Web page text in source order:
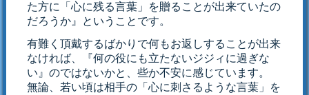
た方に「心に残る言葉」を贈ることが出来ていたの
だろうか』ということです。
有難く頂戴するばかりで何もお返しすることが出来
なければ、『何の役にも立たないジジィに過ぎな
い』のではないかと、些か不安に感じています。
無論、若い頃は相手の「心に刺さるような言葉」を